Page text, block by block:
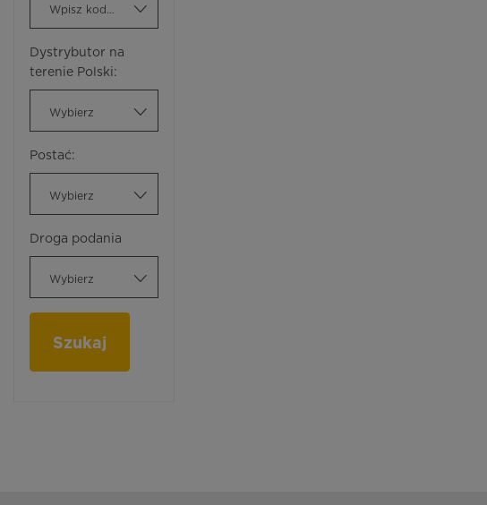
Dystrybutor na
terenie Polski:
Wybierz
Postać:
Wybierz
Droga podania
Wybierz
Szukaj